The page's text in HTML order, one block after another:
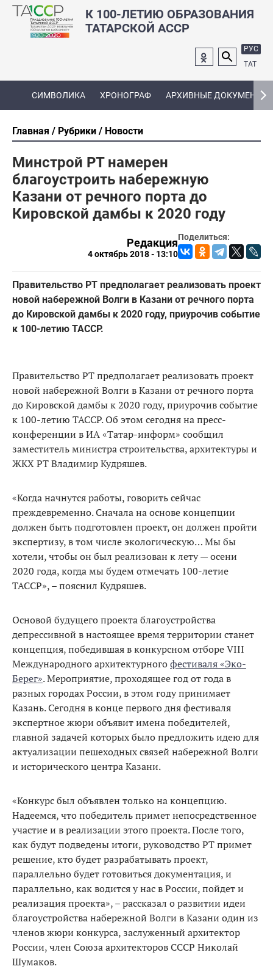
К 100-ЛЕТИЮ ОБРАЗОВАНИЯ
ТАТАРСКОЙ АССР
РУС
ТАТ
СИМВОЛИКА ХРОНОГРАФ АРХИВНЫЕ ДОКУМЕНТЫ
Главная Рубрики Новости
Минстрой РТ намерен
благоустроить набережную
Казани от речного порта до
Кировской дамбы к 2020 году
Поделиться:
Редакция
4 октябрь 2018 - 13:10
Правительство РТ предполагает реализовать проект
новой набережной Волги в Казани от речного порта
до Кировской дамбы к 2020 году, приурочив событие
к 100-летию ТАССР.
Правительство РТ предполагает реализовать проект
новой набережной Волги в Казани от речного порта
до Кировской дамбы к 2020 году, приурочив событие
к 100-летию ТАССР. Об этом сегодня на пресс-
конференции в ИА «Татар-информ» сообщил
заместитель министра строительства, архитектуры и
ЖКХ РТ Владимир Кудряшев.
«Когда начнутся работы, говорить сейчас
преждевременно. Сначала на основе концепции
должен быть подготовлен проект, он должен пройти
экспертизу, в том числе экологическую… Мы бы
хотели, чтобы он был реализован к лету — осени
2020 года, когда мы будем отмечать 100-летие
ТАССР», – пояснил Кудряшев.
Основой будущего проекта благоустройства
депрессивной в настоящее время территории станет
концепция, победившая в конкурсном отборе VIII
Международного архитектурногофестиваля «Эко-
Берег». Мероприятие, проходящее год от года в
разных городах России, в этом году принимает
Казань. Сегодня в конце первого дня фестиваля
экспертное жюри объявит имена победителей,
главной задачей которых было предложить идею для
актуализации пешеходных связей набережной Волги
и исторического центра Казани.
«Конкурс был объявлен только на концепцию.
Надеемся, что победитель примет непосредственное
участие и в реализации этого проекта. После того,
как будут подведены итоги, руководство РТ примет
решение, кто будет разрабатывать проект,
параллельно будет готовиться документация, и
параллельно, как водится у нас в России, пойдет и
реализация проекта», – рассказал о развитии идеи
благоустройства набережной Волги в Казани один из
членов жюри конкурса, заслуженный архитектор
России, член Союза архитекторов СССР Николай
Шумаков.